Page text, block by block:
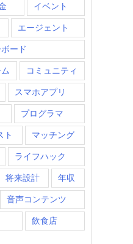
イベント
エージェント
ード
コミュニティ
スマホアプリ
プログラマ
ト マッチング
ライフハック
将来設計 年収
音声コンテンツ
飲食店